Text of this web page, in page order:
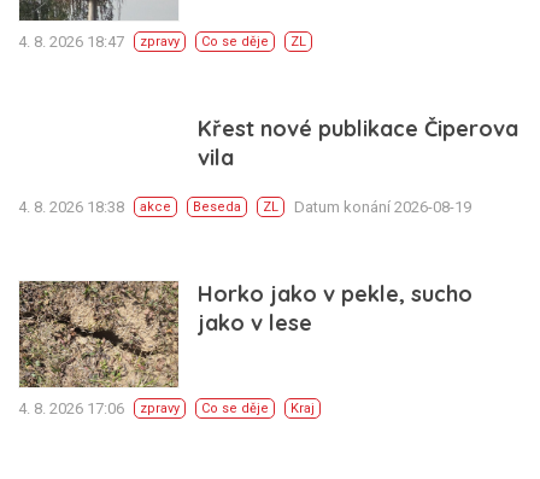
4. 8. 2026 18:47 zpravy Co se děje ZL
Křest nové publikace Čiperova
vila
4. 8. 2026 18:38 akce Beseda ZL Datum konání 2026-08-19
Horko jako v pekle, sucho
jako v lese
4. 8. 2026 17:06 zpravy Co se děje Kraj